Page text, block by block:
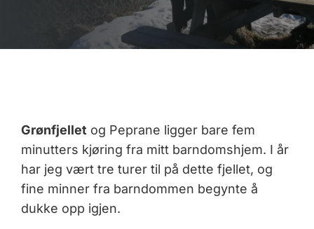
Grønfjellet og Peprane ligger bare fem
minutters kjøring fra mitt barndomshjem. I år
har jeg vært tre turer til på dette fjellet, og
fine minner fra barndommen begynte å
dukke opp igjen.